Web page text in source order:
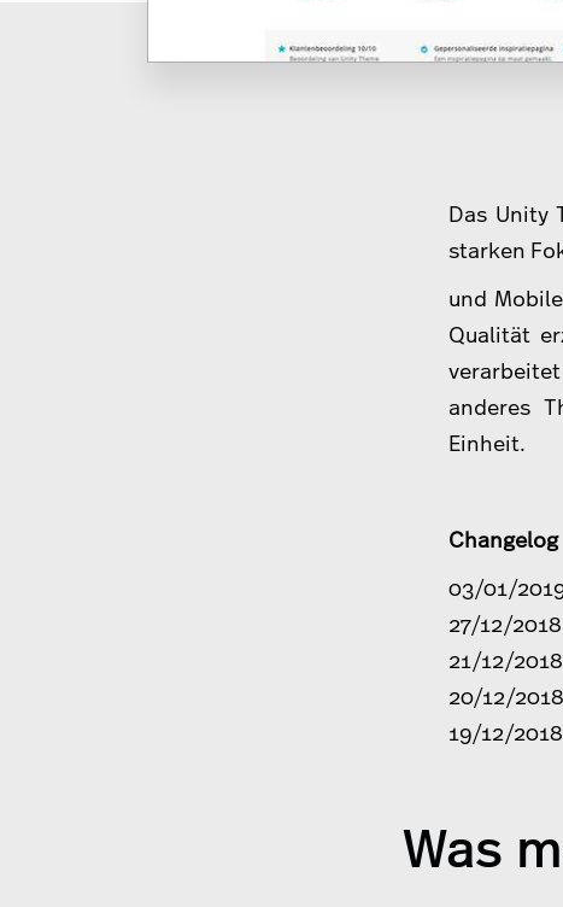
Das Unity
starken
und
Qualität
verarbeitet
anderes
Einheit.
Changelog
03/01/
27/12/
21/12/
20/12/
19/12/
Was